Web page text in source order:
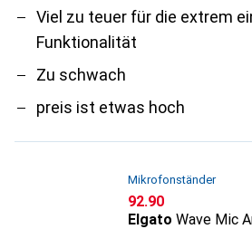
Viel zu teuer für die extrem
Funktionalität
Zu schwach
preis ist etwas hoch
Mikrofonständer
CHF
92.90
Elgato Wave Mic